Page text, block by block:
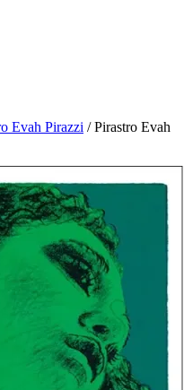
Evah Pirazzi /Pirastro Evah